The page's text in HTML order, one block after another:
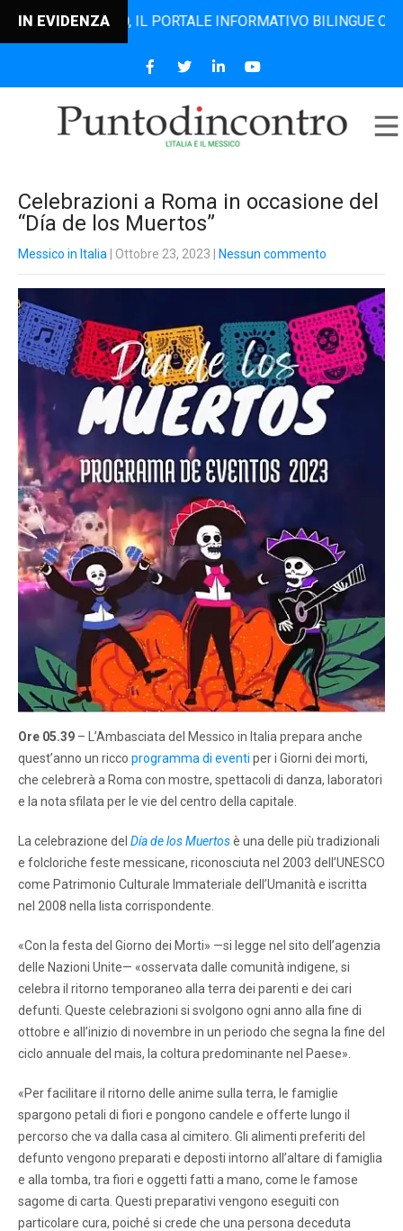
IN EVIDENZAIL PORTALE INFORMATIVO BILINGUE CHE
Celebrazioni a Roma in occasione del
“Día de los Muertos”
Messico in Italia | Ottobre 23, 2023 Nessun commento
Ore 05.39 – L’Ambasciata del Messico in Italia prepara anche
quest’anno un ricco programma di eventi per i Giorni dei morti,
che celebrerà a Roma con mostre, spettacoli di danza, laboratori
e la nota sfilata per le vie del centro della capitale.
La celebrazione del Día de los Muertosè una delle più tradizionali
e folcloriche feste messicane, riconosciuta nel 2003 dell’UNESCO
come Patrimonio Culturale Immateriale dell’Umanità e iscritta
nel 2008 nella lista corrispondente.
«Con la festa del Giorno dei Morti» —si legge nel sito dell’agenzia
delle Nazioni Unite— «osservata dalle comunità indigene, si
celebra il ritorno temporaneo alla terra dei parenti e dei cari
defunti. Queste celebrazioni si svolgono ogni anno alla fine di
ottobre e all’inizio di novembre in un periodo che segna la fine del
ciclo annuale del mais, la coltura predominante nel Paese».
«Per facilitare il ritorno delle anime sulla terra, le famiglie
spargono petali di fiori e pongono candele e offerte lungo il
percorso che va dalla casa al cimitero. Gli alimenti preferiti del
defunto vengono preparati e deposti intorno all’altare di famiglia
e alla tomba, tra fiori e oggetti fatti a mano, come le famose
sagome di carta. Questi preparativi vengono eseguiti con
particolare cura, poiché si crede che una persona deceduta